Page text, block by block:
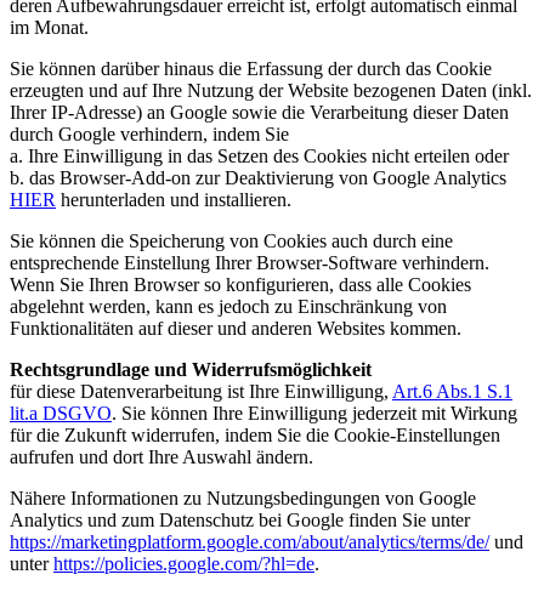
deren Aufbewahrungsdauer erreicht ist, erfolgt automatisch einmal
im Monat.
Sie können darüber hinaus die Erfassung der durch das Cookie
erzeugten und auf Ihre Nutzung der Website bezogenen Daten (inkl.
Ihrer IP-Adresse) an Google sowie die Verarbeitung dieser Daten
durch Google verhindern, indem Sie
a. Ihre Einwilligung in das Setzen des Cookies nicht erteilen oder
b. das Browser-Add-on zur Deaktivierung von Google Analytics
HIER herunterladen und installieren.
Sie können die Speicherung von Cookies auch durch eine
entsprechende Einstellung Ihrer Browser-Software verhindern.
Wenn Sie Ihren Browser so konfigurieren, dass alle Cookies
abgelehnt werden, kann es jedoch zu Einschränkung von
Funktionalitäten auf dieser und anderen Websites kommen.
Rechtsgrundlage und Widerrufsmöglichkeit
für diese Datenverarbeitung ist Ihre Einwilligung, Art.6 Abs.1 S.1
lit.a DSGVO. Sie können Ihre Einwilligung jederzeit mit Wirkung
für die Zukunft widerrufen, indem Sie die Cookie-Einstellungen
aufrufen und dort Ihre Auswahl ändern.
Nähere Informationen zu Nutzungsbedingungen von Google
Analytics und zum Datenschutz bei Google finden Sie unter
https://marketingplatform.google.com/about/analytics/terms/de/und
unterhttps://policies.google.com/?hl=de.